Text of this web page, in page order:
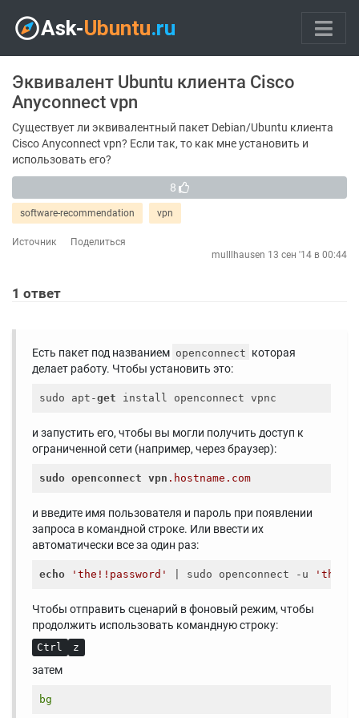
Эквивалент Ubuntu клиента Cisco
Anyconnect vpn
Существует ли эквивалентный пакет Debian/Ubuntu клиента
Cisco Anyconnect vpn? Если так, то как мне установить и
использовать его?
8
software-recommendation vpn
Источник
Поделиться
mulllhausen 13 сен '14 в 00:44
1 ответ
Есть пакет под названием openconnect которая
делает работу. Чтобы установить это:
sudo apt-get
и запустить его, чтобы вы могли получить доступ к
ограниченной сети (например, через браузер):
sudo openconnect vpn .hostname .com
и введите имя пользователя и пароль при появлении
запроса в командной строке. Или ввести их
автоматически все за один раз:
echo 'the!!password' | sudo openconnect -u
Чтобы отправить сценарий в фоновый режим, чтобы
продолжить использовать командную строку:
Ctrl z
затем
bg